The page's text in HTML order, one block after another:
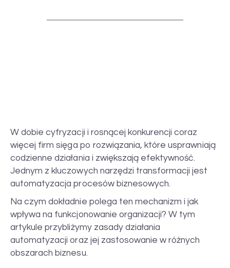
W dobie cyfryzacji i rosnącej konkurencji coraz
więcej firm sięga po rozwiązania, które usprawniają
codzienne działania i zwiększają efektywność.
Jednym z kluczowych narzędzi transformacji jest
automatyzacja procesów biznesowych.
Na czym dokładnie polega ten mechanizm i jak
wpływa na funkcjonowanie organizacji? W tym
artykule przybliżymy zasady działania
automatyzacji oraz jej zastosowanie w różnych
obszarach biznesu.